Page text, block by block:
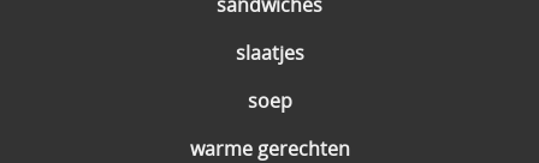
slaatjes
soep
warme gerechten